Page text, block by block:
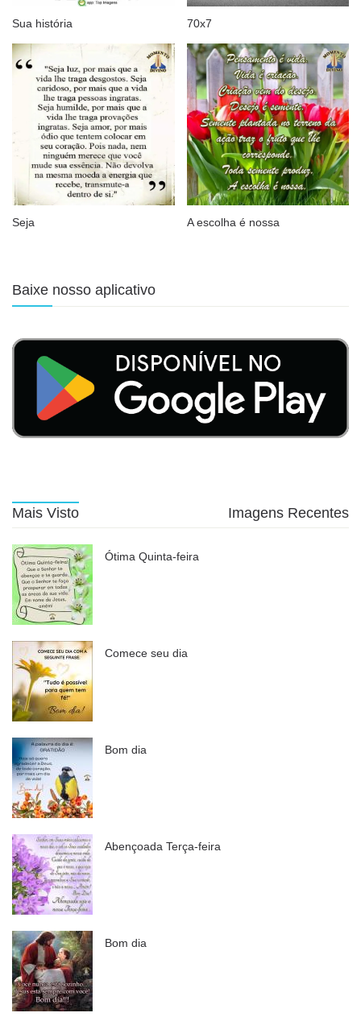
Sua história 70x7
Seja A escolha é nossa
Baixe nosso aplicativo
Mais Visto Imagens Recentes
Ótima Quinta-feira
Comece seu dia
Bom dia
Abençoada Terça-feira
Bom dia